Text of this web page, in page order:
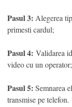
Pasul 3: Alegerea
primesti cardul;
Pasul 4: Validarea
video cu un operator;
Pasul 5: Semnarea
transmise pe telefon.